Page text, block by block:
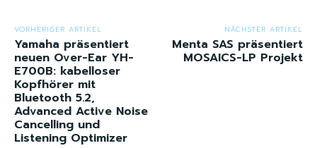
VORHERIGER ARTIKEL
Yamaha präsentiert
neuen Over-Ear YH-
E700B: kabelloser
Kopfhörer mit
Bluetooth 5.2,
Advanced Active Noise
Cancelling und
Listening Optimizer
NÄCHSTER ARTIKEL
Menta SAS präsentiert
MOSAICS-LP Projekt